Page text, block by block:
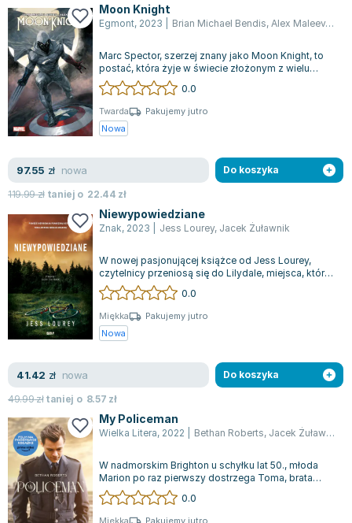
Moon Knight
Egmont, 2023 Brian Michael Bendis, Alex Maleev,
Marc Spector, szerzej znany jako Moon Knight, to
postać, która żyje w świecie złożonym z wielu
osobowości. W jednym z jego najbard...
0.0
Twarda
Pakujemy jutro
Nowa
97.55 zł nowa
119.99zł taniej o 22.44 zł
Do koszyka
Niewypowiedziane
Znak, 2023 Jess Lourey, Jacek Żuławnik
W nowej pasjonującej książce od Jess Lourey,
czytelnicy przeniosą się do Lilydale, miejsca, które
skrywa mroczne sekrety. Chociaż...
0.0
Miękka
Pakujemy jutro
Nowa
41.42 zł nowa
49.99złtaniej o 8.57 zł
Do koszyka
My Policeman
Wielka Litera, 2022 Bethan Roberts, Jacek Żuławnik
W nadmorskim Brighton u schyłku lat 50., młoda
Marion po raz pierwszy dostrzega Toma, brata
swojej przyjaciółki. Od tamtej chwili...
0.0
Miękka
Pakujemy jutro